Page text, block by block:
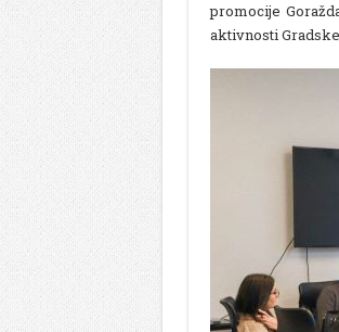
promocije
aktivnosti